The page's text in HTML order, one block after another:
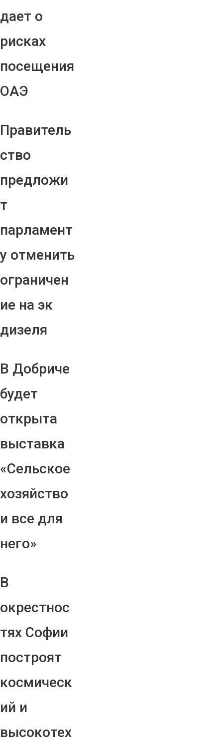
дает о
рисках
посещения
ОАЭ
Правитель
ство
предложи
т
парламент
у отменить
ограничен
ие на эк
дизеля
В Добриче
будет
открыта
выставка
«Сельское
хозяйство
и все для
него»
В
окрестнос
тях Софии
построят
космическ
ий и
высокотех